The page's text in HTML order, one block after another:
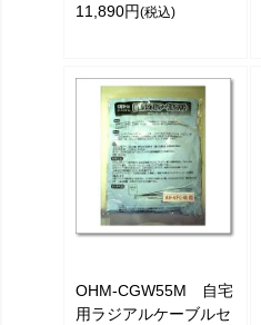
11,890円(税込)
OHM-CGW55M 自宅
用ラジアルケーブルセ